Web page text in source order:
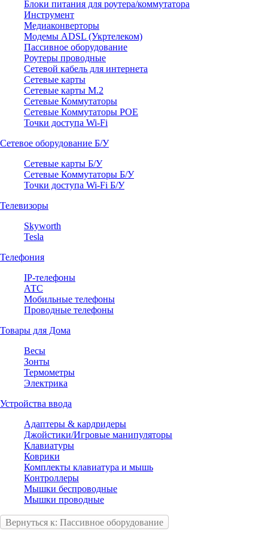
Блоки питания для роутера/коммутатора
Инструмент
Медиаконверторы
Модемы ADSL (Укртелеком)
Пассивное оборудование
Роутеры проводные
Сетевой кабель для интернета
Сетевые карты
Сетевые карты M.2
Сетевые Коммутаторы
Сетевые Коммутаторы POE
Точки доступа Wi-Fi
Сетевое оборудование Б/У
Сетевые карты Б/У
Сетевые Коммутаторы Б/У
Точки доступа Wi-Fi Б/У
Телевизоры
Skyworth
Tesla
Телефония
IP-телефоны
АТС
Мобильные телефоны
Проводные телефоны
Товары для Дома
Весы
Зонты
Термометры
Электрика
Устройства ввода
Адаптеры & кардридеры
Джойстики/Игровые манипуляторы
Клавиатуры
Коврики
Комплекты клавиатура и мышь
Контроллеры
Мышки беспроводные
Мышки проводные
Вернуться к: Пассивное оборудование